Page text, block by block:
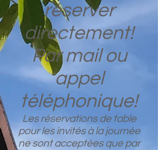
réserver
directement!
Par mail ou
appel
téléphonique!
Les réservations de table
pour les invités à la journée
ne sont acceptées que par